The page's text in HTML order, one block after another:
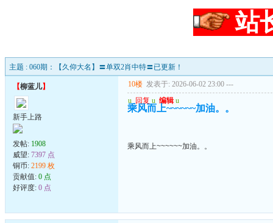
站
主题 : 060期：【久仰大名】〓单双2肖中特〓已更新！
【柳蓝儿】
新手上路
发帖: 1908
威望: 7397 点
铜币: 2199 枚
贡献值: 0 点
好评度: 0 点
10楼 发表于: 2026-06-02 23:00 ---
u 回复 u 编辑 u
乘风而上~~~~~~加油。。
乘风而上~~~~~~加油。。